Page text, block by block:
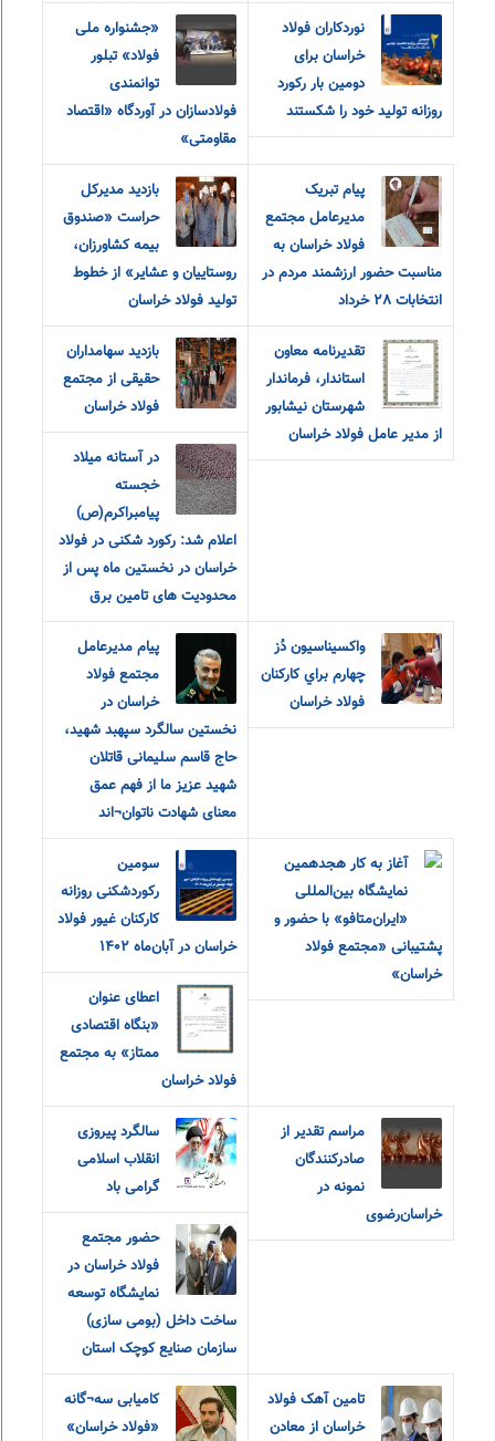
نوردکاران فولاد
خراسان برای
دومین بار رکورد
روزانه تولید خود را شکستند
«جشنواره ملی
فولاد» تبلور
توانمندی
فولادسازان در آوردگاه «اقتصاد
مقاومتی»
پیام تبریک
مدیرعامل مجتمع
فولاد خراسان به
مناسبت حضور ارزشمند مردم در
انتخابات ٢٨ خرداد
بازدید مدیرکل
حراست «صندوق
بیمه کشاورزان،
روستاییان و عشایر» از خطوط
تولید فولاد خراسان
تقدیرنامه معاون
استاندار، فرماندار
شهرستان نیشابور
از مدیر عامل فولاد خراسان
بازدید سهامداران
حقیقی از مجتمع
فولاد خراسان
در آستانه میلاد
خجسته
پیامبراکرم(ص)
اعلام شد: رکورد شکنی در فولاد
خراسان در نخستین ماه پس از
محدودیت های تامین برق
واکسيناسيون دُز
چهارم براي کارکنان
فولاد خراسان
پیام مدیرعامل
مجتمع فولاد
خراسان در
نخستین سالگرد سپهبد شهید،
حاج قاسم سلیمانی قاتلان
شهید عزیز ما از فهم عمق
معنای شهادت ناتوان¬اند
آغاز به کار هجدهمین
نمایشگاه بین‌المللی
«ایران‌متافو» با حضور و
پشتیبانی «مجتمع فولاد
خراسان»
سومین
رکوردشکنی روزانه
کارکنان غیور فولاد
خراسان در آبان‌ماه ۱۴۰۲
اعطای عنوان
«بنگاه اقتصادی
ممتاز» به مجتمع
فولاد خراسان
مراسم تقدیر از
صادرکنندگان
نمونه در
خراسان‌رضوی
سالگرد پیروزی
انقلاب اسلامی
گرامی باد
حضور مجتمع
فولاد خراسان در
نمایشگاه توسعه
ساخت داخل (بومی سازی)
سازمان صنایع کوچک استان
تامین آهک فولاد
خراسان از معادن
کامیابی سه¬گانه
«فولاد خراسان»